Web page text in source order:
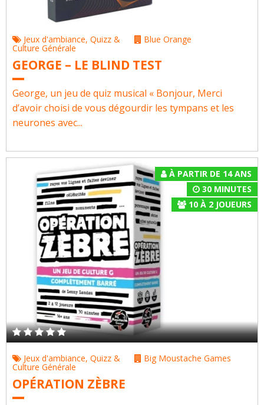
Jeux d'ambiance,Quizz &
Culture Générale
Blue Orange
GEORGE – LE BLIND TEST
George, un jeu de quiz musical « Bonjour, Merci
d’avoir choisi de vous dégourdir les tympans et les
neurones avec...
À PARTIR DE 14 ANS
30 MINUTES
10À 2JOUEURS
Jeux d'ambiance,Quizz &
Culture Générale
Big Moustache Games
OPÉRATION ZÈBRE